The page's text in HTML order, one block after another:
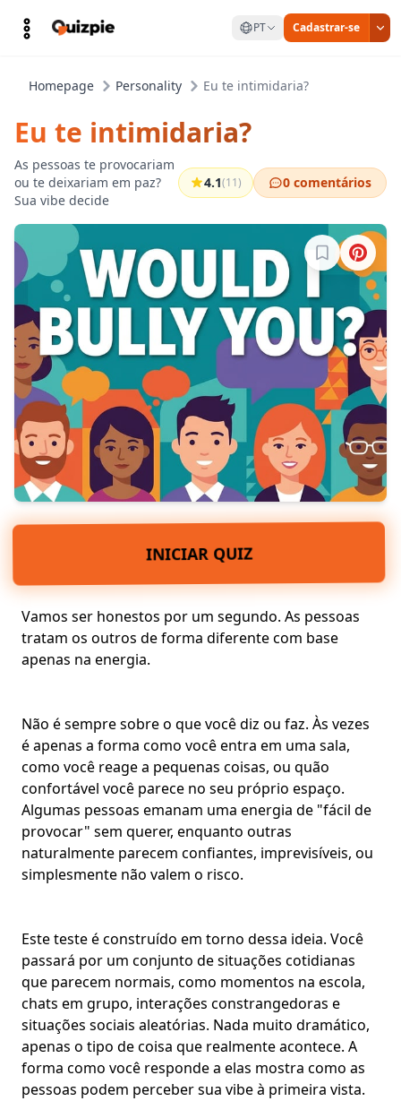
PT Cadastrar-se
Homepage Personality Eu te intimidaria?
Eu te intimidaria?
As pessoas te provocariam
ou te deixariam em paz?
Sua vibe decide
4.1(11) 0 comentários
Entre para
INICIAR QUIZ
Vamos ser honestos por um segundo. As pessoas
tratam os outros de forma diferente com base
apenas na energia.
Não é sempre sobre o que você diz ou faz. Às vezes
é apenas a forma como você entra em uma sala,
como você reage a pequenas coisas, ou quão
confortável você parece no seu próprio espaço.
Algumas pessoas emanam uma energia de "fácil de
provocar" sem querer, enquanto outras
naturalmente parecem confiantes, imprevisíveis, ou
simplesmente não valem o risco.
Este teste é construído em torno dessa ideia. Você
passará por um conjunto de situações cotidianas
que parecem normais, como momentos na escola,
chats em grupo, interações constrangedoras e
situações sociais aleatórias. Nada muito dramático,
apenas o tipo de coisa que realmente acontece. A
forma como você responde a elas mostra como as
pessoas podem perceber sua vibe à primeira vista.